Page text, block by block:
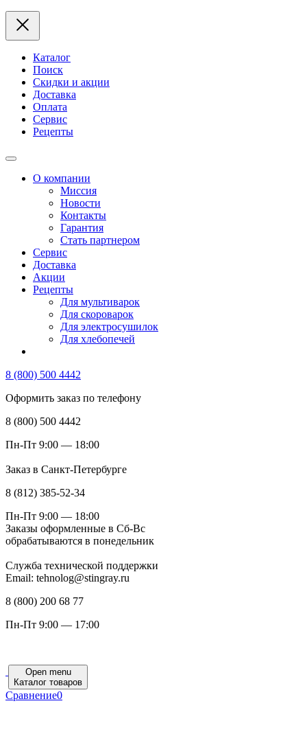
Каталог
Поиск
Скидки и акции
Доставка
Оплата
Сервис
Рецепты
О компании
Миссия
Новости
Контакты
Гарантия
Стать партнером
Сервис
Доставка
Акции
Рецепты
Для мультиварок
Для скороварок
Для электросушилок
Для хлебопечей
8 (800) 500 4442
Оформить заказ по телефону
8 (800) 500 4442
Пн-Пт 9:00 — 18:00
Заказ в Санкт-Петербурге
8 (812) 385-52-34
Пн-Пт 9:00 — 18:00
Заказы оформленные в Сб-Вс
обрабатываются в понедельник
Служба технической поддержки
Email: tehnolog@stingray.ru
8 (800) 200 68 77
Пн-Пт 9:00 — 17:00
Open menu
Каталог товаров
Сравнение0